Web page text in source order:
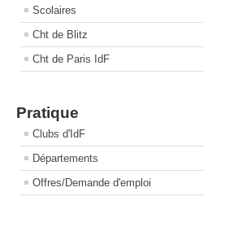
Scolaires
Cht de Blitz
Cht de Paris IdF
Pratique
Clubs d'IdF
Départements
Offres/Demande d'emploi